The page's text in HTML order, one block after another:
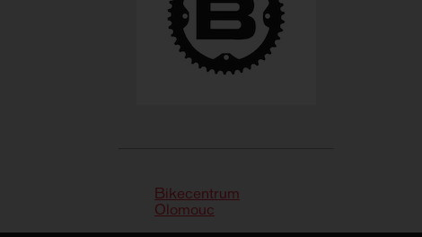
Bikecentrum
Olomouc